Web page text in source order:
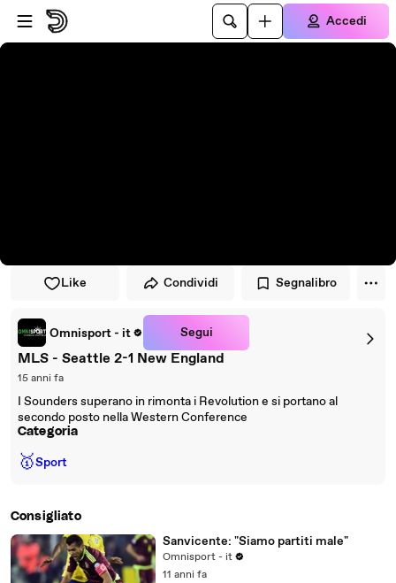
Vai al lettore
Passa al contenuto principale
Accedi
Like Condividi Segnalibro
Omnisport - it Segui
MLS - Seattle 2-1 New England
15 anni fa
I Sounders superano in rimonta i Revolution e si portano al
secondo posto nella Western Conference
Categoria
🥇Sport
Consigliato
Sanvicente: "Siamo partiti male"
Omnisport - it
11 anni fa